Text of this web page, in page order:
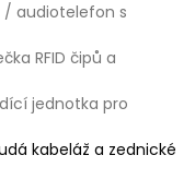
audiotelefon s
RFID čipů a
jednotka pro
kabeláž a zednické